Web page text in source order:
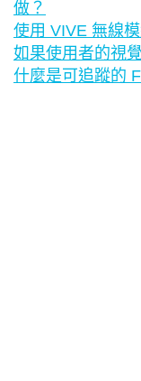
做？
使用 VIVE 無線
如果使用者的視
什麼是可追蹤的